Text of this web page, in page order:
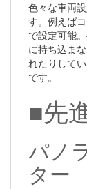
色々な車両
す。例えば
で設定可能
に持ち込ま
れたりして
です。
■先
パノ
ター